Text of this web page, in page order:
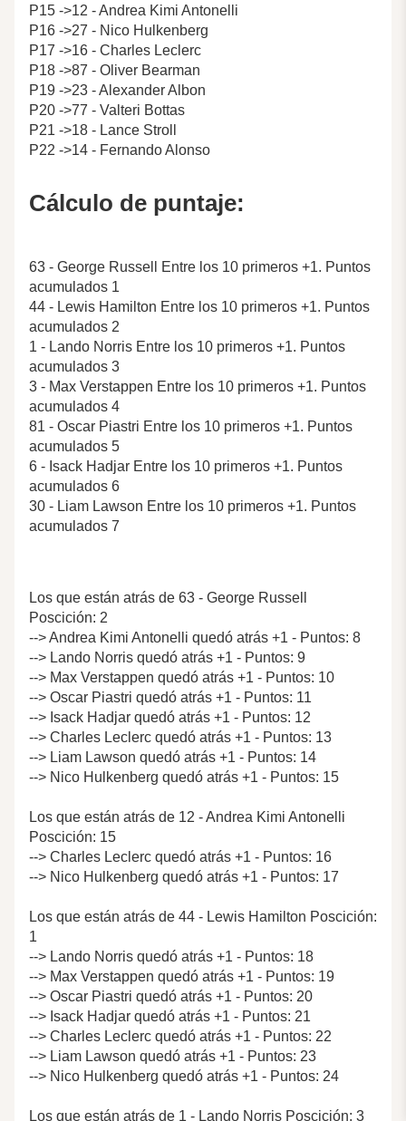
P15 ->12 - Andrea Kimi Antonelli
P16 ->27 - Nico Hulkenberg
P17 ->16 - Charles Leclerc
P18 ->87 - Oliver Bearman
P19 ->23 - Alexander Albon
P20 ->77 - Valteri Bottas
P21 ->18 - Lance Stroll
P22 ->14 - Fernando Alonso
Cálculo de puntaje:
63 - George Russell Entre los 10 primeros +1. Puntos
acumulados 1
44 - Lewis Hamilton Entre los 10 primeros +1. Puntos
acumulados 2
1 - Lando Norris Entre los 10 primeros +1. Puntos
acumulados 3
3 - Max Verstappen Entre los 10 primeros +1. Puntos
acumulados 4
81 - Oscar Piastri Entre los 10 primeros +1. Puntos
acumulados 5
6 - Isack Hadjar Entre los 10 primeros +1. Puntos
acumulados 6
30 - Liam Lawson Entre los 10 primeros +1. Puntos
acumulados 7
Los que están atrás de 63 - George Russell
Poscición: 2
--> Andrea Kimi Antonelli quedó atrás +1 - Puntos: 8
--> Lando Norris quedó atrás +1 - Puntos: 9
--> Max Verstappen quedó atrás +1 - Puntos: 10
--> Oscar Piastri quedó atrás +1 - Puntos: 11
--> Isack Hadjar quedó atrás +1 - Puntos: 12
--> Charles Leclerc quedó atrás +1 - Puntos: 13
--> Liam Lawson quedó atrás +1 - Puntos: 14
--> Nico Hulkenberg quedó atrás +1 - Puntos: 15
Los que están atrás de 12 - Andrea Kimi Antonelli
Poscición: 15
--> Charles Leclerc quedó atrás +1 - Puntos: 16
--> Nico Hulkenberg quedó atrás +1 - Puntos: 17
Los que están atrás de 44 - Lewis Hamilton Poscición:
1
--> Lando Norris quedó atrás +1 - Puntos: 18
--> Max Verstappen quedó atrás +1 - Puntos: 19
--> Oscar Piastri quedó atrás +1 - Puntos: 20
--> Isack Hadjar quedó atrás +1 - Puntos: 21
--> Charles Leclerc quedó atrás +1 - Puntos: 22
--> Liam Lawson quedó atrás +1 - Puntos: 23
--> Nico Hulkenberg quedó atrás +1 - Puntos: 24
Los que están atrás de 1 - Lando Norris Poscición: 3